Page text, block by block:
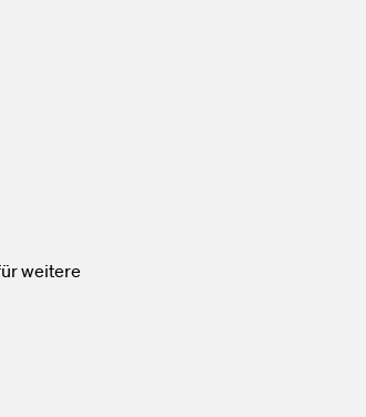
weitere